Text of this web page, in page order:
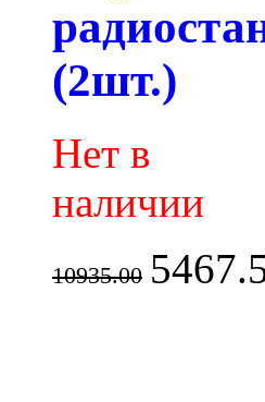
(2шт.)
Нет в
наличии
10935.00